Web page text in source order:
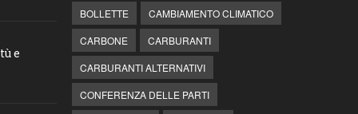
e
BOLLETTE
CAMBIAMENTO CLIMATICO
CARBONE
CARBURANTI
CARBURANTI ALTERNATIVI
CONFERENZA DELLE PARTI